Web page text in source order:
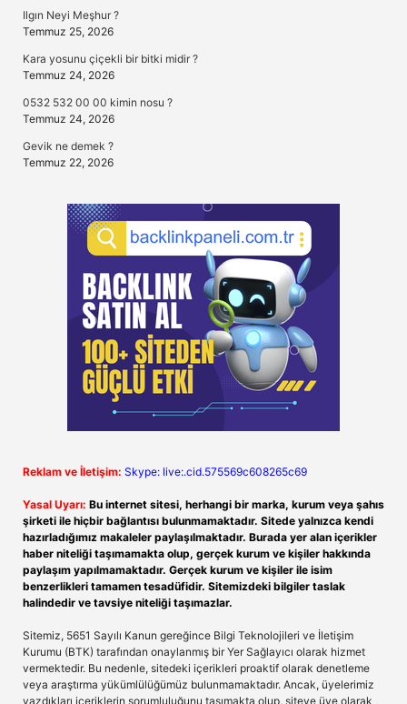
Ilgın Neyi Meşhur ?
Temmuz 25, 2026
Kara yosunu çiçekli bir bitki midir ?
Temmuz 24, 2026
0532 532 00 00 kimin nosu ?
Temmuz 24, 2026
Gevik ne demek ?
Temmuz 22, 2026
Reklam ve İletişim: Skype: live:.cid.575569c608265c69
Yasal Uyarı: Bu internet sitesi, herhangi bir marka, kurum veya şahıs
şirketi ile hiçbir bağlantısı bulunmamaktadır. Sitede yalnızca kendi
hazırladığımız makaleler paylaşılmaktadır. Burada yer alan içerikler
haber niteliği taşımamakta olup, gerçek kurum ve kişiler hakkında
paylaşım yapılmamaktadır. Gerçek kurum ve kişiler ile isim
benzerlikleri tamamen tesadüfidir. Sitemizdeki bilgiler taslak
halindedir ve tavsiye niteliği taşımazlar.
Sitemiz, 5651 Sayılı Kanun gereğince Bilgi Teknolojileri ve İletişim
Kurumu (BTK) tarafından onaylanmış bir Yer Sağlayıcı olarak hizmet
vermektedir. Bu nedenle, sitedeki içerikleri proaktif olarak denetleme
veya araştırma yükümlülüğümüz bulunmamaktadır. Ancak, üyelerimiz
yazdıkları içeriklerin sorumluluğunu taşımakta olup, siteye üye olarak